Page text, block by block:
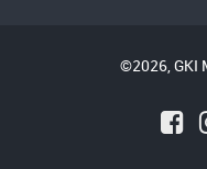
©2026, GKI